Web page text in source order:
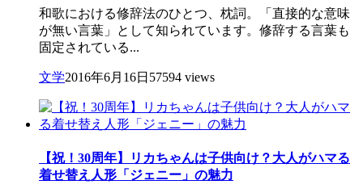
和歌における修辞法のひとつ、枕詞。「直接的な意味
が無い言葉」として知られています。修辞する言葉も
固定されている...
文学2016年6月16日 57594 views
【祝！30周年】リカちゃんは子供向け？大人がハマる
着せ替え人形「ジェニー」の魅力